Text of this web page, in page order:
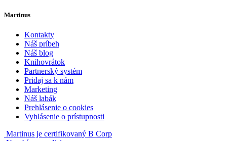
Martinus
Kontakty
Náš príbeh
Náš blog
Knihovrátok
Partnerský systém
Pridaj sa k nám
Marketing
Náš labák
Prehlásenie o cookies
Vyhlásenie o prístupnosti
Martinus je certifikovaný B Corp